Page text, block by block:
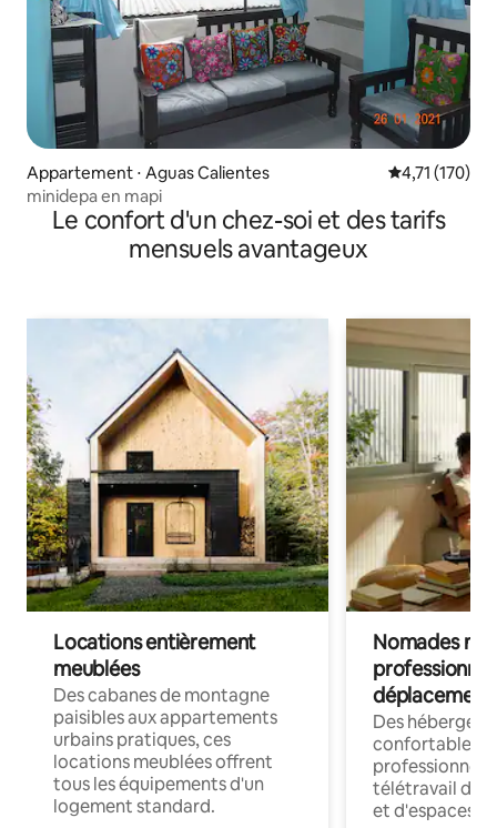
Appartement ⋅ Aguas Calientes Évaluation
4,71 (170)
minidepa en mapi
Le confort d'un chez-soi et des tarifs
mensuels avantageux
Locations entièrement
meublées
Des cabanes de montagne
paisibles aux appartements
urbains pratiques, ces
locations meublées offrent
tous les équipements d'un
logement standard.
Nomades
déplacement
Des
confortables
professionnels
télétravail
et d'espaces